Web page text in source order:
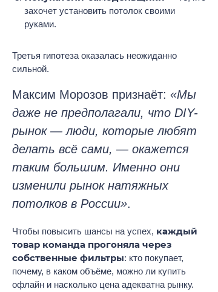
захочет установить потолок своими
руками.
Третья гипотеза оказалась неожиданно
сильной.
Максим Морозов признаёт: «Мы
даже не предполагали, что DIY-
рынок — люди, которые любят
делать всё сами, — окажется
таким большим. Именно они
изменили рынок натяжных
потолков в России».
Чтобы повысить шансы на успех, каждый
товар команда прогоняла через
собственные фильтры: кто покупает,
почему, в каком объёме, можно ли купить
офлайн и насколько цена адекватна рынку.